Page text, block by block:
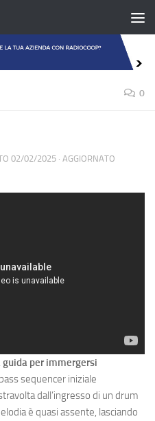
0
02/02/2025 · AGGIORNATO
guida per immergersi
sequencer iniziale
dall’ingresso di un drum
è quasi assente, lasciando